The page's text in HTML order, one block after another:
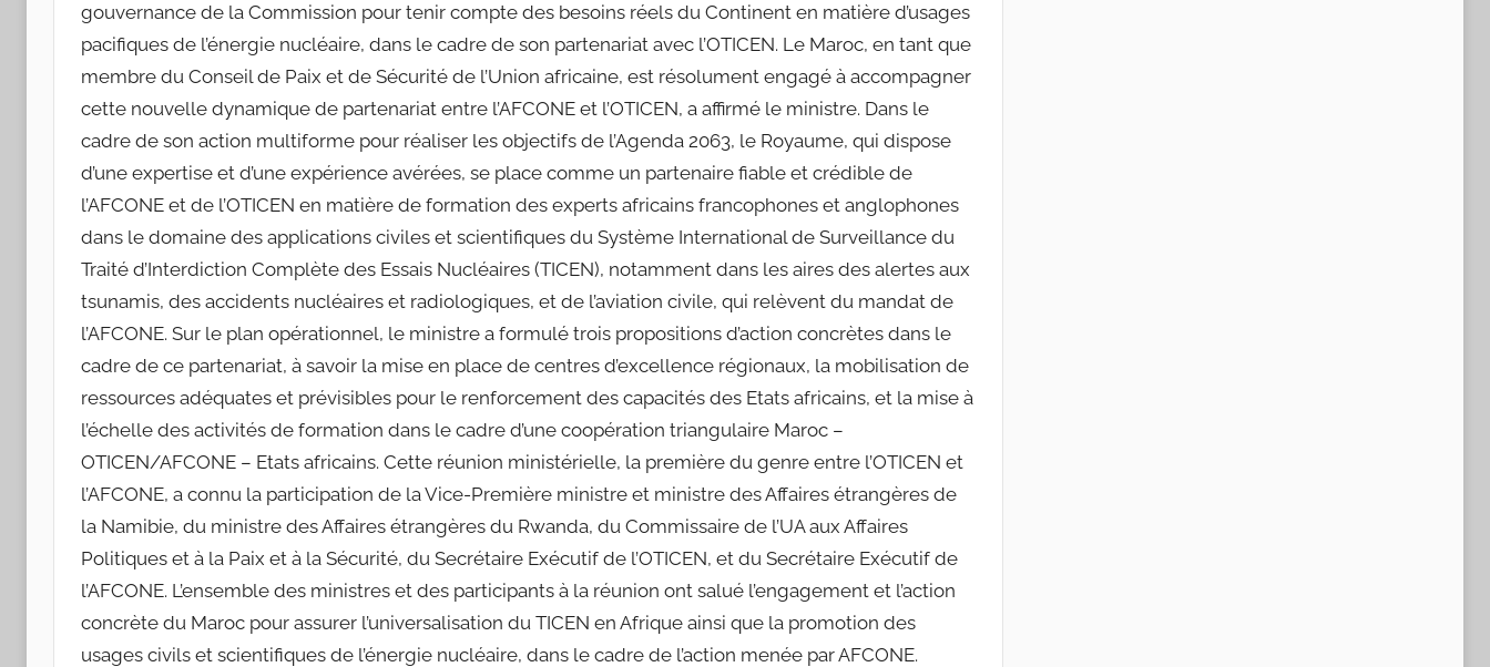
gouvernance de la Commission pour tenir compte des besoins réels du Continent en matière d’usages
pacifiques de l’énergie nucléaire, dans le cadre de son partenariat avec l’OTICEN. Le Maroc, en tant que
membre du Conseil de Paix et de Sécurité de l’Union africaine, est résolument engagé à accompagner
cette nouvelle dynamique de partenariat entre l’AFCONE et l’OTICEN, a affirmé le ministre. Dans le
cadre de son action multiforme pour réaliser les objectifs de l’Agenda 2063, le Royaume, qui dispose
d’une expertise et d’une expérience avérées, se place comme un partenaire fiable et crédible de
l’AFCONE et de l’OTICEN en matière de formation des experts africains francophones et anglophones
dans le domaine des applications civiles et scientifiques du Système International de Surveillance du
Traité d’Interdiction Complète des Essais Nucléaires (TICEN), notamment dans les aires des alertes aux
tsunamis, des accidents nucléaires et radiologiques, et de l’aviation civile, qui relèvent du mandat de
l’AFCONE. Sur le plan opérationnel, le ministre a formulé trois propositions d’action concrètes dans le
cadre de ce partenariat, à savoir la mise en place de centres d’excellence régionaux, la mobilisation de
ressources adéquates et prévisibles pour le renforcement des capacités des Etats africains, et la mise à
l’échelle des activités de formation dans le cadre d’une coopération triangulaire Maroc –
OTICEN/AFCONE – Etats africains. Cette réunion ministérielle, la première du genre entre l’OTICEN et
l’AFCONE, a connu la participation de la Vice-Première ministre et ministre des Affaires étrangères de
la Namibie, du ministre des Affaires étrangères du Rwanda, du Commissaire de l’UA aux Affaires
Politiques et à la Paix et à la Sécurité, du Secrétaire Exécutif de l’OTICEN, et du Secrétaire Exécutif de
l’AFCONE. L’ensemble des ministres et des participants à la réunion ont salué l’engagement et l’action
concrète du Maroc pour assurer l’universalisation du TICEN en Afrique ainsi que la promotion des
usages civils et scientifiques de l’énergie nucléaire, dans le cadre de l’action menée par AFCONE.